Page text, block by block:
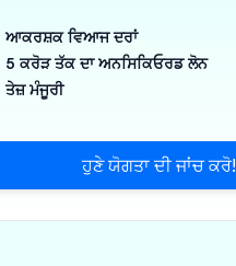
ਅਤੇ ਉਦਯੋਗਿਕ
ਅਤੇ ਮੈਡੀਕਲ
ਅਤੇ ਛੋਟੇ ਉਪਕਰਣ
ଓଡ଼ିଆ
తెలుగు
Telugu
ਆਕਰਸ਼ਕ ਵਿਆਜ ਦਰਾਂ
5 ਕਰੋੜ ਤੱਕ ਦਾ ਅਨਸਿਕਿਓਰਡ ਲੋਨ
ਤੇਜ਼ ਮੰਜੂਰੀ
ਹੁਣੇ ਯੋਗਤਾ ਦੀ ਜਾਂਚ ਕਰੋ!